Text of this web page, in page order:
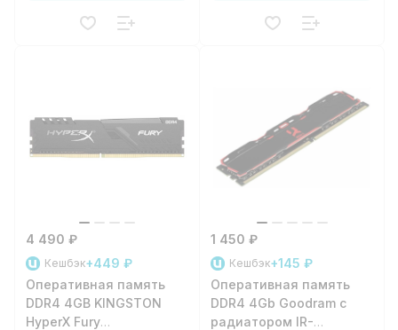
4 490 ₽
Кешбэк+449 ₽
Оперативная память
DDR4 4GB KINGSTON
HyperX Fury
1 450 ₽
Кешбэк+145 ₽
Оперативная память
DDR4 4Gb Goodram с
радиатором IR-